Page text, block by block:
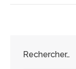
Rechercher…